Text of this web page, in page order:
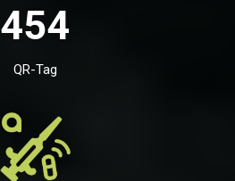
454
QR-Tag